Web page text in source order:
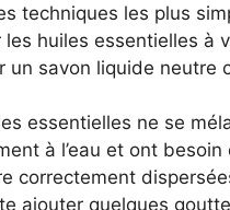
techniques les plus
les huiles essentielles à
un savon liquide neutre
essentielles ne se
à l’eau et ont besoin
correctement
ajouter quelques